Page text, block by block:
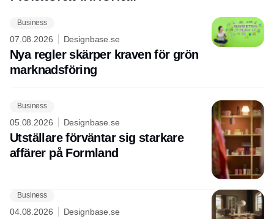
Business
07.08.2026 Designbase.se
Nya regler skärper kraven för grön
marknadsföring
Business
05.08.2026 Designbase.se
Utställare förväntar sig starkare
affärer på Formland
Business
04.08.2026 Designbase.se